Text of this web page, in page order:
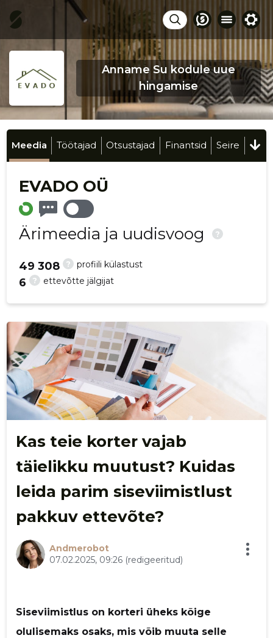
Anname Su kodule uue
hingamise
Meedia Töötajad Otsustajad Finantsid Seire
EVADO OÜ
Ärimeedia ja uudisvoog ?
? profiili külastust
49 308
? ettevõtte jälgijat
6
Kas teie korter vajab
täielikku muutust? Kuidas
leida parim siseviimistlust
pakkuv ettevõte?
Andmerobot
07.02.2025, 09:26(redigeeritud)
Siseviimistlus on korteri üheks kõige
olulisemaks osaks, mis võib muuta selle